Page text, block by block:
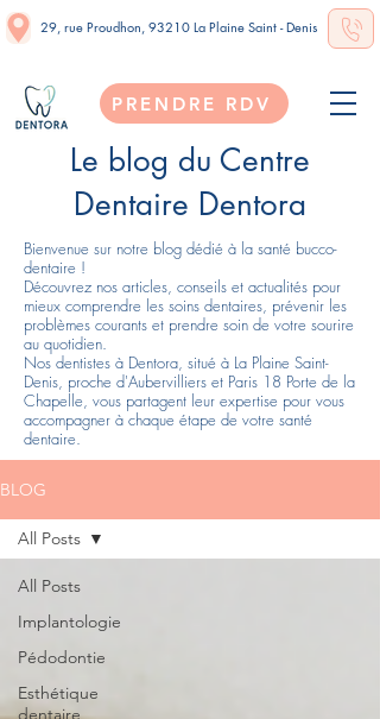
PRENDRE RDV
29, rue Proudhon, 93210 La Plaine Saint - Denis
Le blog du Centre
Dentaire Dentora
Bienvenue sur notre blog dédié à la santé bucco-
dentaire !
Découvrez nos articles, conseils et actualités pour
mieux comprendre les soins dentaires, prévenir les
problèmes courants et prendre soin de votre sourire
au quotidien.
Nos dentistes à Dentora, situé à La Plaine Saint-
Denis, proche d'Aubervilliers et Paris 18 Porte de la
Chapelle, vous partagent leur expertise pour vous
accompagner à chaque étape de votre santé
dentaire.
BLOG
All Posts
Implantologie
Pédodontie
Esthétique
dentaire
All Posts